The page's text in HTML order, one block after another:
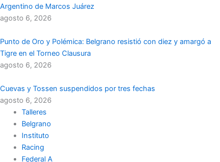
Argentino de Marcos Juárez
agosto 6, 2026
Punto de Oro y Polémica: Belgrano resistió con diez y amargó a
Tigre en el Torneo Clausura
agosto 6, 2026
Cuevas y Tossen suspendidos por tres fechas
agosto 6, 2026
Talleres
Belgrano
Instituto
Racing
Federal A